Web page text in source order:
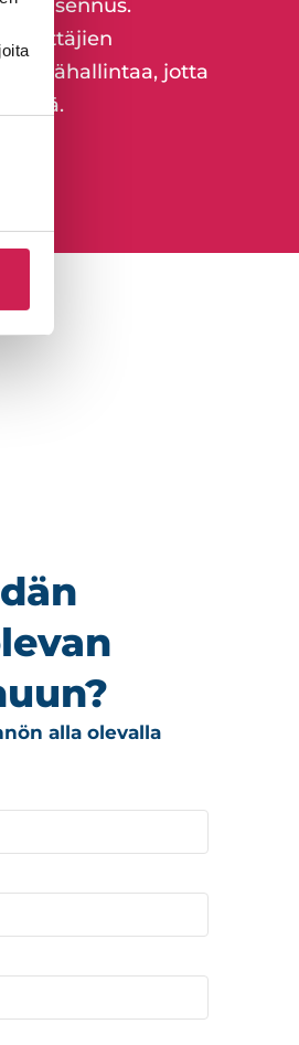
asennus.
käyttäjien
ja etähallintaa, jotta
alla olevalla